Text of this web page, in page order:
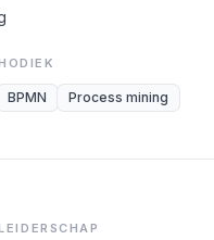
BPMN Process mining